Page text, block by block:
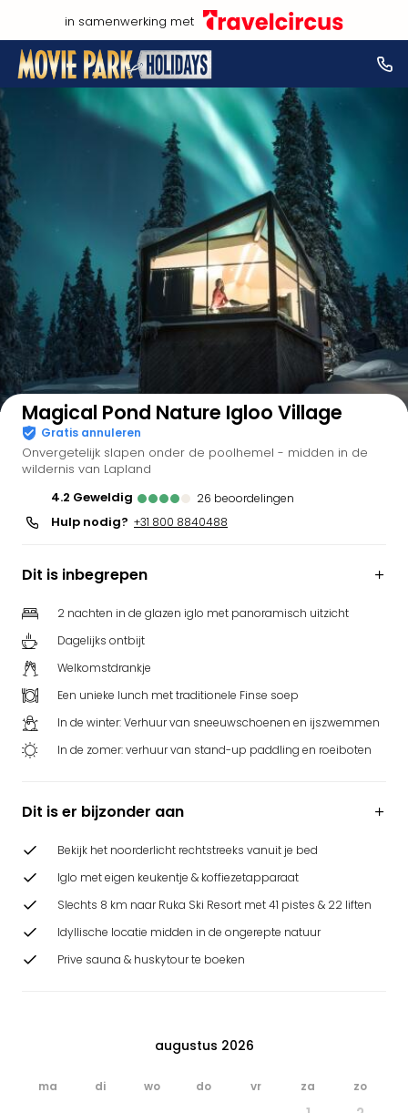
in samenwerking met
Bekijk op kaart
Magical Pond Nature Igloo Village
Gratis annuleren
Onvergetelijk slapen onder de poolhemel - midden in de
wildernis van Lapland
4.2
geweldig 26 beoordelingen
Hulp nodig? +31 800 8840488
Dit is inbegrepen
2 nachten in de glazen iglo met panoramisch uitzicht
Dagelijks ontbijt
Welkomstdrankje
Een unieke lunch met traditionele Finse soep
In de winter: Verhuur van sneeuwschoenen en ijszwemmen
In de zomer: verhuur van stand-up paddling en roeiboten
Dit is er bijzonder aan
Bekijk het noorderlicht rechtstreeks vanuit je bed
Iglo met eigen keukentje & koffiezetapparaat
Slechts 8 km naar Ruka Ski Resort met 41 pistes & 22 liften
Idyllische locatie midden in de ongerepte natuur
Prive sauna & huskytour te boeken
augustus 2026
ma di wo do vr za zo